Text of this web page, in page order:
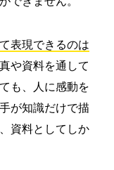
表現できるのは
や資料を通して
も、人に感動を
が知識だけで描
資料としてしか